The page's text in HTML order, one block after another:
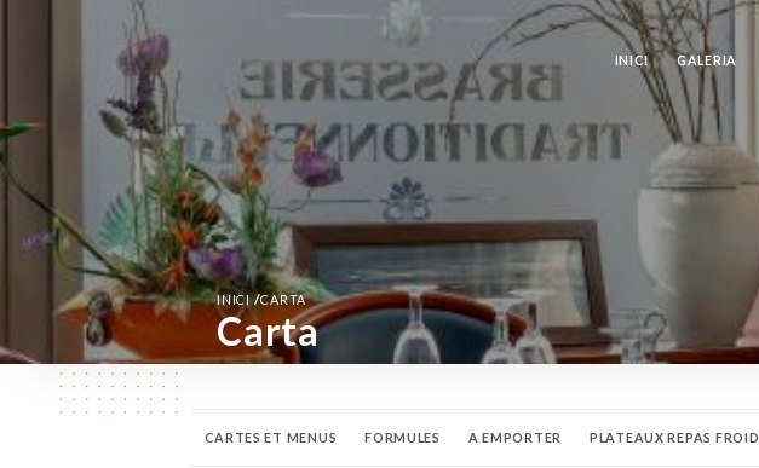
INICI GALERIA
INICI/CARTA
Carta
CARTES ET MENUS FORMULES A EMPORTER PLATEAUX REPAS FROID